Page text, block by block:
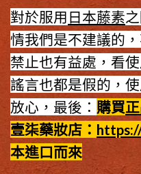
對於服用 日本藤素
情我們是不建議的
禁止也有益處，看
謠言也都是假的，
放心，最後： 購買
壹柒藥妝店：
本進口而來